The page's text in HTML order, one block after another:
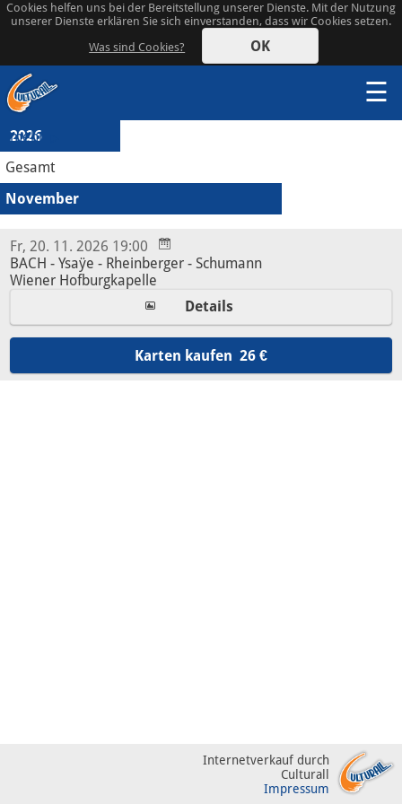
Cookies helfen uns bei der Bereitstellung unserer Dienste. Mit der Nutzung
unserer Dienste erklären Sie sich einverstanden, dass wir Cookies setzen.
Was sind Cookies?
OK
☰
2026
Gesamt
November
mehr
Fr, 20. 11. 2026 19:00
BACH - Ysaÿe - Rheinberger - Schumann
Wiener Hofburgkapelle
Details
Karten kaufen 26 €
Internetverkauf durch
Culturall
Impressum